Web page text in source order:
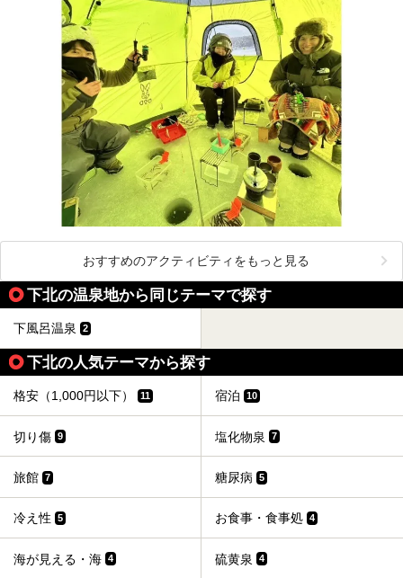
おすすめのアクティビティをもっと見る
下北の温泉地から同じテーマで探す
下風呂温泉 2
下北の人気テーマから探す
格安（1,000円以下） 11 宿泊 10
切り傷 9 塩化物泉 7
旅館 7 糖尿病 5
冷え性 5 お食事・食事処 4
海が見える・海 4 硫黄泉 4